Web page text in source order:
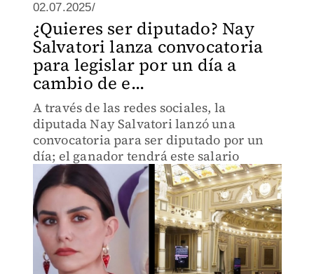
02.07.2025/
¿Quieres ser diputado? Nay
Salvatori lanza convocatoria
para legislar por un día a
cambio de e...
A través de las redes sociales, la
diputada Nay Salvatori lanzó una
convocatoria para ser diputado por un
día; el ganador tendrá este salario